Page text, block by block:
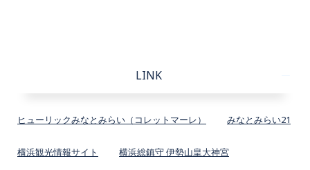
LINK
ヒューリックみなとみらい（コレットマーレ） みなとみらい21
横浜観光情報サイト 横浜総鎮守 伊勢山皇大神宮